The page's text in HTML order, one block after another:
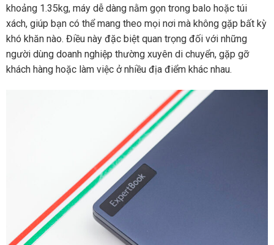
khoảng 1.35kg, máy dễ dàng nằm gọn trong balo hoặc túi
xách, giúp bạn có thể mang theo mọi nơi mà không gặp bất kỳ
khó khăn nào. Điều này đặc biệt quan trọng đối với những
người dùng doanh nghiệp thường xuyên di chuyển, gặp gỡ
khách hàng hoặc làm việc ở nhiều địa điểm khác nhau.